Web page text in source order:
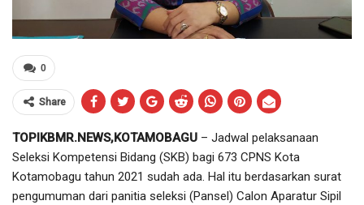
0
Share
TOPIKBMR.NEWS,KOTAMOBAGU – Jadwal pelaksanaan
Seleksi Kompetensi Bidang (SKB) bagi 673 CPNS Kota
Kotamobagu tahun 2021 sudah ada. Hal itu berdasarkan surat
pengumuman dari panitia seleksi (Pansel) Calon Aparatur Sipil